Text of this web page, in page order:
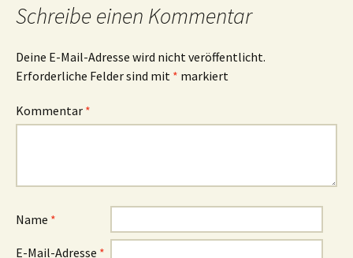
Schreibe einen Kommentar
Deine E-Mail-Adresse wird nicht veröffentlicht.
Erforderliche Felder sind mit * markiert
Kommentar *
Name *
E-Mail-Adresse *